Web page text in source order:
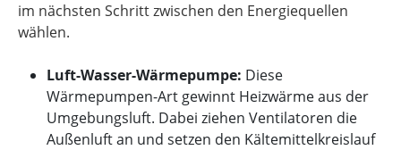
im nächsten Schritt zwischen den Energiequellen
wählen.
Luft-Wasser-Wärmepumpe: Diese
Wärmepumpen-Art gewinnt Heizwärme aus der
Umgebungsluft. Dabei ziehen Ventilatoren die
Außenluft an und setzen den Kältemittelkreislauf